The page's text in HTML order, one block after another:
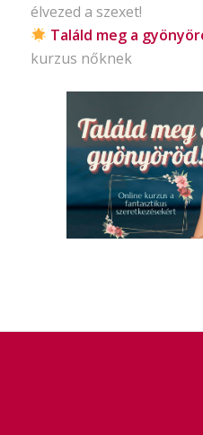
élvezed a szexet!
Találd meg a
kurzus nőknek